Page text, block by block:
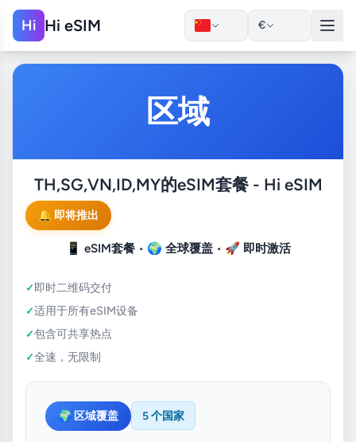
Hi Hi eSIM €
区域
TH,SG,VN,ID,MY的eSIM套餐 - Hi eSIM
🔔 即将推出
📱 eSIM套餐• 🌍 全球覆盖• 🚀 即时激活
即时二维码交付
适用于所有eSIM设备
包含可共享热点
全速，无限制
🌍 区域覆盖 5 个国家